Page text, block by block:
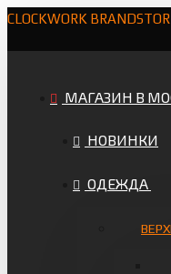
CLOCKWORK
МАГАЗИН В
НОВИНКИ
ОДЕЖДА